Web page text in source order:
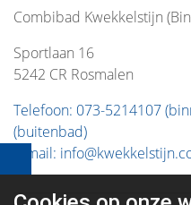
Combibad Kwekkelstijn
Sportlaan 16
5242 CR Rosmalen
Telefoon: 073-5214107
(buitenbad)
E-mail: